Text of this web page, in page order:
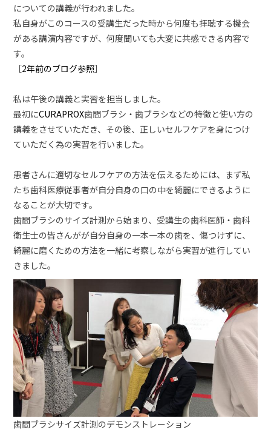
についての講義が行われました。
私自身がこのコースの受講生だった時から何度も拝聴する機会
がある講演内容ですが、何度聞いても大変に共感できる内容で
す。
［2年前のブログ参照］
私は午後の講義と実習を担当しました。
最初にCURAPROX歯間ブラシ・歯ブラシなどの特徴と使い方の
講義をさせていただき、その後、正しいセルフケアを身につけ
ていただく為の実習を行いました。
患者さんに適切なセルフケアの方法を伝えるためには、まず私
たち歯科医療従事者が自分自身の口の中を綺麗にできるように
なることが大切です。
歯間ブラシのサイズ計測から始まり、受講生の歯科医師・歯科
衛生士の皆さんがが自分自身の一本一本の歯を、傷つけずに、
綺麗に磨くための方法を一緒に考察しながら実習が進行してい
きました。
歯間ブラシサイズ計測のデモンストレーション